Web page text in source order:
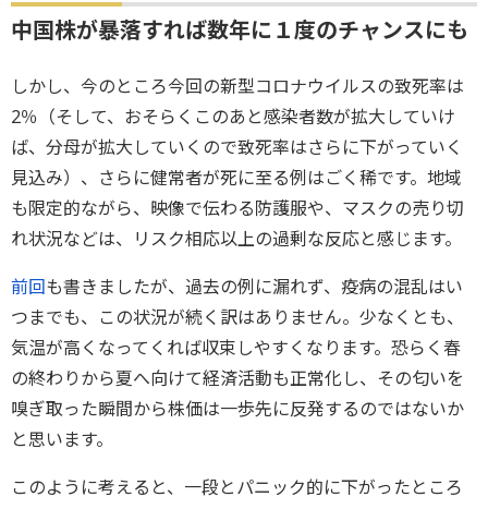
中国株が暴落すれば数年に１度のチャンスにも
しかし、今のところ今回の新型コロナウイルスの致死率は
2％（そして、おそらくこのあと感染者数が拡大していけ
ば、分母が拡大していくので致死率はさらに下がっていく
見込み）、さらに健常者が死に至る例はごく稀です。地域
も限定的ながら、映像で伝わる防護服や、マスクの売り切
れ状況などは、リスク相応以上の過剰な反応と感じます。
前回も書きましたが、過去の例に漏れず、疫病の混乱はい
つまでも、この状況が続く訳はありません。少なくとも、
気温が高くなってくれば収束しやすくなります。恐らく春
の終わりから夏へ向けて経済活動も正常化し、その匂いを
嗅ぎ取った瞬間から株価は一歩先に反発するのではないか
と思います。
このように考えると、一段とパニック的に下がったところ